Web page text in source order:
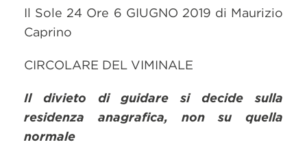
Il Sole 24 Ore 6 GIUGNO 2019 di Maurizio
Caprino
CIRCOLARE DEL VIMINALE
Il divieto di guidare si decide sulla
residenza anagrafica, non su quella
normale